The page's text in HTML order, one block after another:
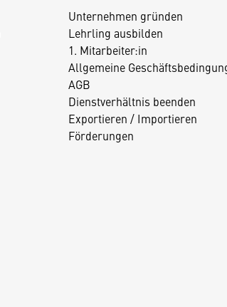
Unternehmen gründen
Lehrling ausbilden
1. Mitarbeiter:in
Allgemeine
AGB
Dienstverhältnis beenden
Exportieren / Importieren
Förderungen